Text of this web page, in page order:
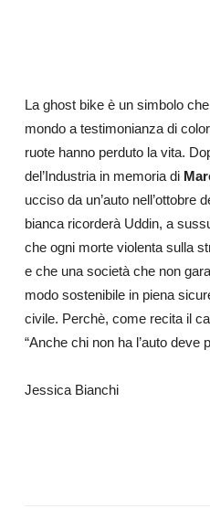
La ghost bike è un simbolo
mondo a testimonianza di
ruote hanno perduto la vita.
del’Industria in memoria di
ucciso da un’auto nell’ottobre
bianca ricorderà Uddin, a
che ogni morte violenta sulla
e che una società che non
modo sostenibile in piena
civile. Perchè, come recita il
“Anche chi non ha l’auto deve
Jessica Bianchi